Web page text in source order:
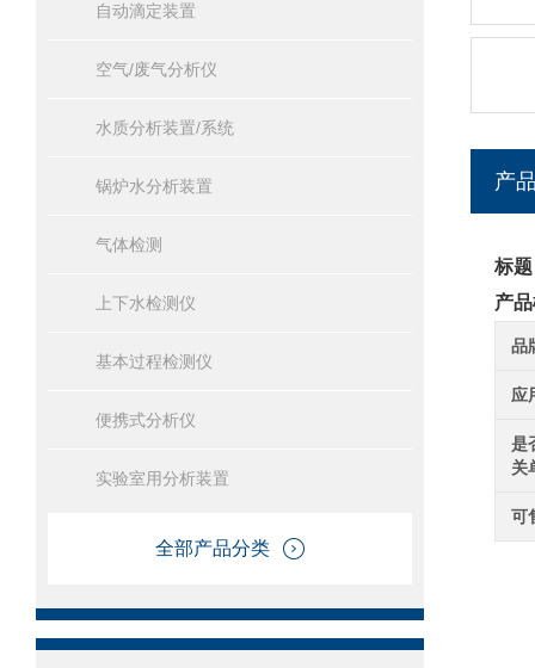
自动滴定装置
空气/废气分析仪
水质分析装置/系统
锅炉水分析装置
气体检测
上下水检测仪
基本过程检测仪
便携式分析仪
实验室用分析装置
全部产品分类
产
标
产
品
应
是
关
可